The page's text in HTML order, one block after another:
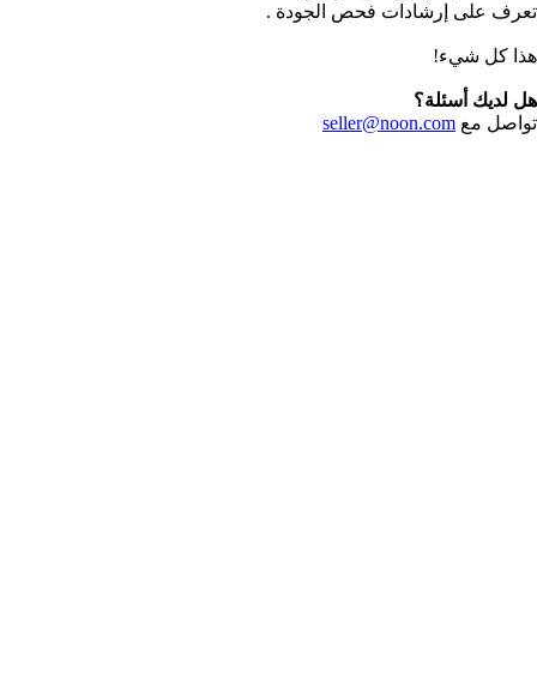
تعرف على إرشادات فحص الجودة .
هذا كل شيء!
هل لديك أسئلة؟
تواصل مع seller@noon.com